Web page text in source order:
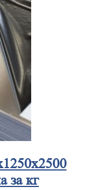
за кг